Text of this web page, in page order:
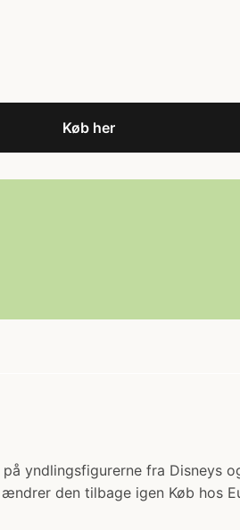
Køb her
yndlingsfigurerne fra Disneys
den tilbage igen Køb hos